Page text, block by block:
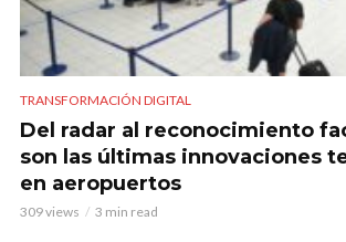
TRANSFORMACIÓN DIGITAL
Del radar al reconocimiento
son las últimas innovaciones
en aeropuertos
309 views 3 min read